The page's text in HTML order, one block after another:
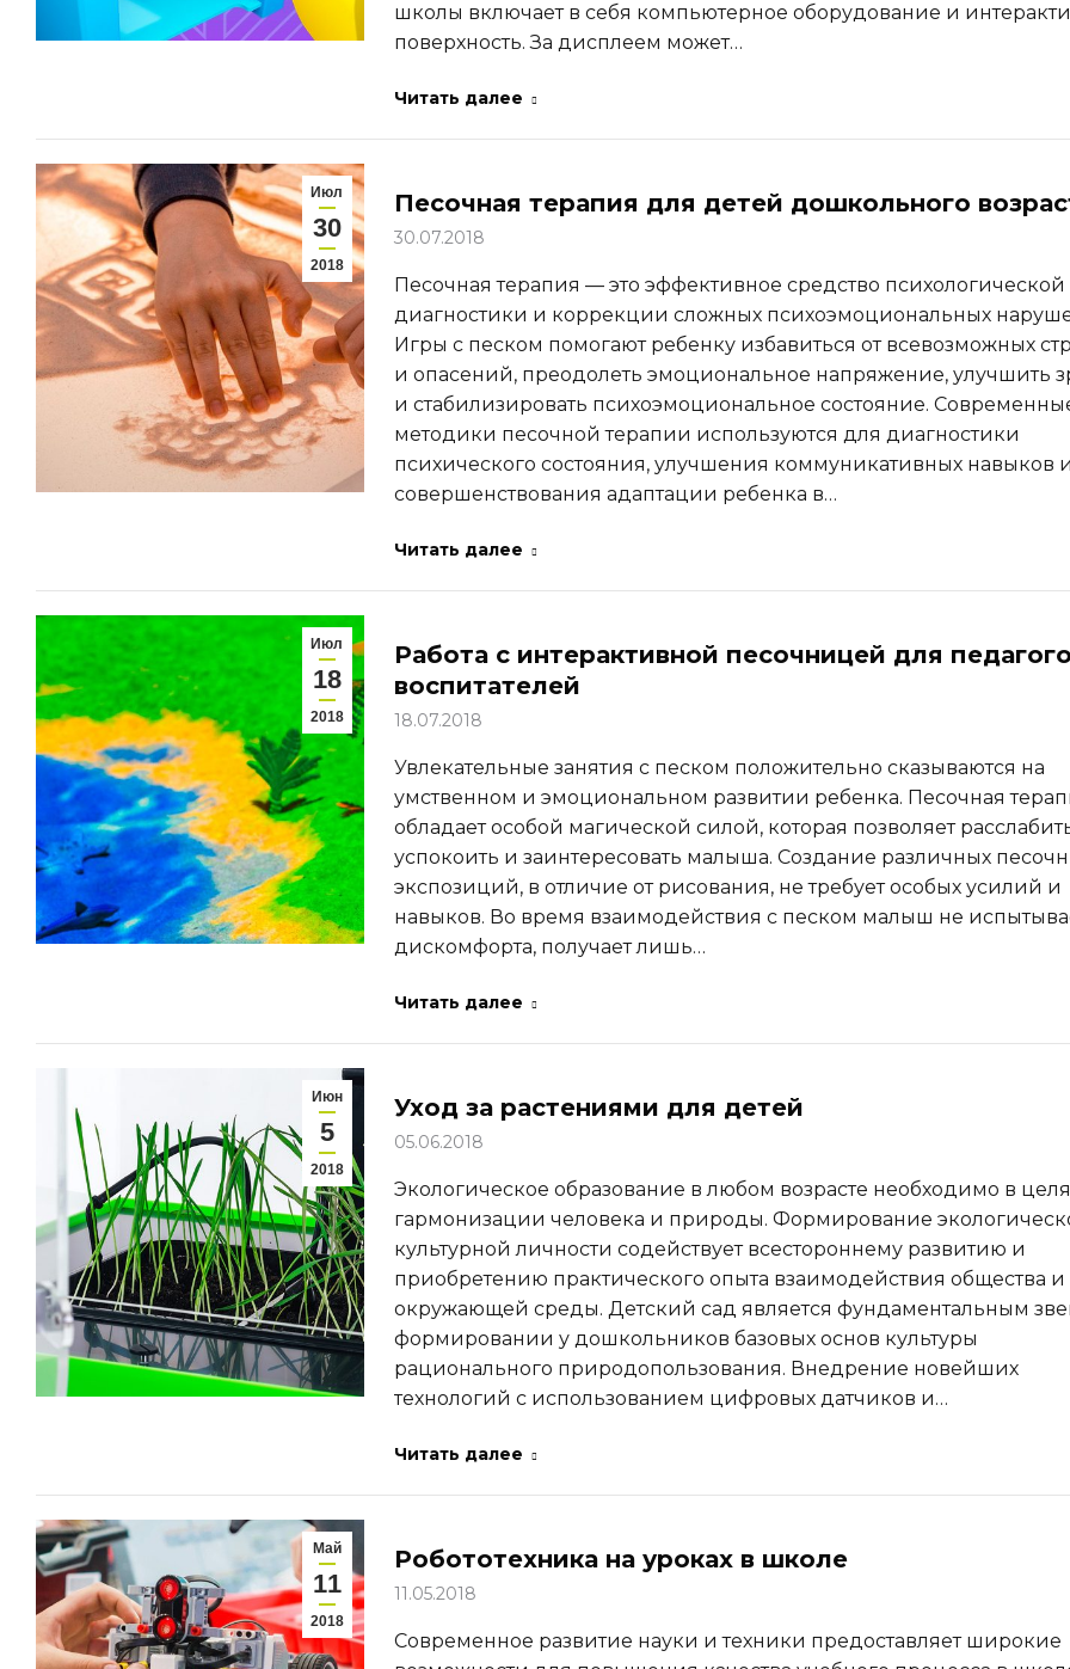
школы включает в себя компьютерное оборудование и
поверхность. За дисплеем может…
Читать далее
Июл
30
2018
Песочная терапия для детей дошкольного
30.07.2018
Песочная терапия — это эффективное средство психологической
диагностики и коррекции сложных психоэмоциональных
Игры с песком помогают ребенку избавиться от всевозможных
и опасений, преодолеть эмоциональное напряжение, улучшить
и стабилизировать психоэмоциональное состояние.
методики песочной терапии используются для диагностики
психического состояния, улучшения коммуникативных навыков и
совершенствования адаптации ребенка в…
Читать далее
Июл
18
2018
Работа с интерактивной песочницей для
воспитателей
18.07.2018
Увлекательные занятия с песком положительно сказываются на
умственном и эмоциональном развитии ребенка. Песочная
обладает особой магической силой, которая позволяет
успокоить и заинтересовать малыша. Создание различных
экспозиций, в отличие от рисования, не требует особых усилий и
навыков. Во время взаимодействия с песком малыш не
дискомфорта, получает лишь…
Читать далее
Июн
5
2018
Уход за растениями для детей
05.06.2018
Экологическое образование в любом возрасте необходимо в
гармонизации человека и природы. Формирование
культурной личности содействует всестороннему развитию и
приобретению практического опыта взаимодействия общества и
окружающей среды. Детский сад является фундаментальным
формировании у дошкольников базовых основ культуры
рационального природопользования. Внедрение новейших
технологий с использованием цифровых датчиков и…
Читать далее
Май
11
2018
Робототехника на уроках в школе
11.05.2018
Современное развитие науки и техники предоставляет широкие